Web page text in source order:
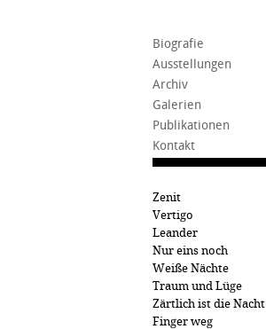
Biografie
Ausstellungen
Archiv
Galerien
Publikationen
Kontakt
Zenit
Vertigo
Leander
Nur eins noch
Weiße Nächte
Traum und Lüge
Zärtlich ist die Nacht
Finger weg